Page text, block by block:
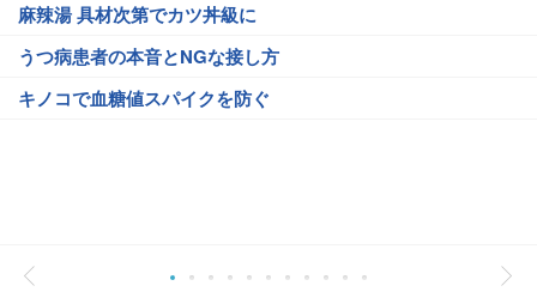
麻辣湯 具材次第でカツ丼級に
うつ病患者の本音とNGな接し方
キノコで血糖値スパイクを防ぐ